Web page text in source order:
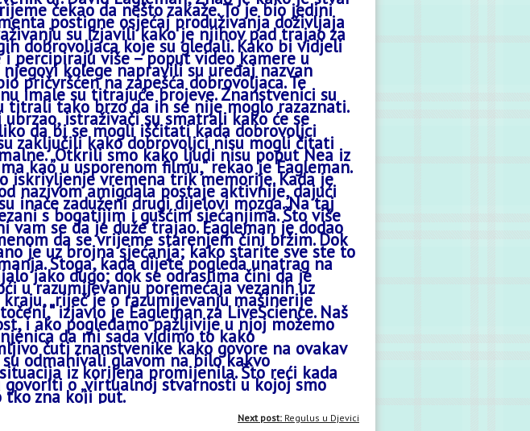
čekao da nešto zakaže. To je bio jedini
postigne osjećaj produživanja doživljaja
su izjavili kako je njihov pad trajao za
dobrovoljaca koje su gledali. Kako bi vidjeli
percipiraju više – poput video kamere u
kolege napravili su uređaj nazvan
pričvršćen na zapešća dobrovoljaca. Te
imale su titrajuće brojeve. Znanstvenici su
tako brzo da ih se nije moglo razaznati.
istraživači su smatrali kako će se
da bi se mogli iščitati kada dobrovoljci
zaključili kako dobrovoljci nisu mogli čitati
„Otkrili smo kako ljudi nisu poput Nea iz
kao u usporenom filmu,“ rekao jeEagleman.
iskrivljenje vremena trik memorije. Kada je
nazivomamigdalapostaje aktivnije, dajući
inače zaduženi drugi dijelovi mozga. Na taj
s bogatijim i gušćim sjećanjima. Što više
vam se da je duže trajao.Eaglemanje dodao
da se vrijeme starenjem čini bržim. Dok
je uz brojna sjećanja; kako starite sve ste to
Stoga, kada dijete pogleda unatrag na
jako dugo; dok se odraslima čini da je
u razumijevanju poremećaja vezanih uz
„riječ je o razumijevanju mašinerije
izjavio jeEaglemanzaLiveScience. Naš
i ako pogledamo pažljivije u njoj možemo
da mi sada vidimo to kako
čuti znanstvenike kako govore na ovakav
odmahivali glavom na bilo kakvo
iz korijena promijenila. Što reći kada
o „virtualnoj stvarnosti u kojoj smo
tko zna koji put.
Next post: Regulus u Djevici